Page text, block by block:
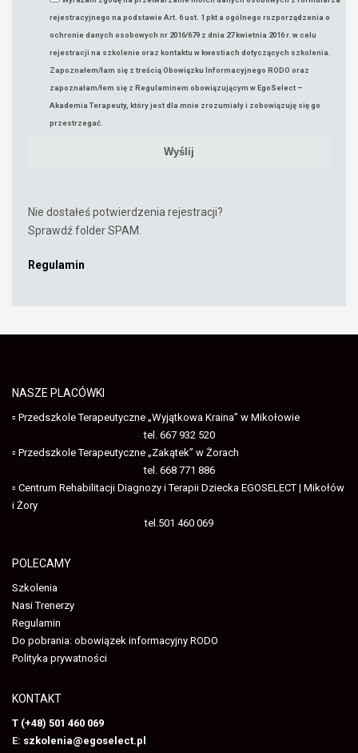
rejestracyjnego na podstawie Art. 6 ust. 1 pkt a ogólnego rozporządzenia o
ochronie danych osobowych nr 2016/679 z dnia 27 kwietnia 2016 r. w celu
rejestracji na szkolenie oraz kontaktu w kwestiach dotyczących szkolenia.
Zapoznałem/łam się z treścią Obowiązku Informacyjnego RODO oraz
zapoznałam/łem się z Regulaminem obowiązującym w EgoSelect –
Akademia Terapeuty, który jest dla mnie zrozumiały i zobowiązuję się go
przestrzegać.
Nie dostałeś potwierdzenia rejestracji?
Sprawdź folder SPAM.
Regulamin
NASZE PLACÓWKI
▫ Przedszkole Terapeutyczne „Wyjątkowa Kraina” w Mikołowie
tel. 667 932 520
▫ Przedszkole Terapeutyczne „Zakątek” w Żorach
tel. 668 771 886
▫ Centrum Rehabilitacji Diagnozy i Terapii Dziecka EGOSELECT | Mikołów
i Żory
tel.501 460 069
POLECAMY
Szkolenia
Nasi Trenerzy
Regulamin
Do pobrania: obowiązek informacyjny RODO
Polityka prywatności
KONTAKT
T (+48) 501 460 069
E: szkolenia@egoselect.pl